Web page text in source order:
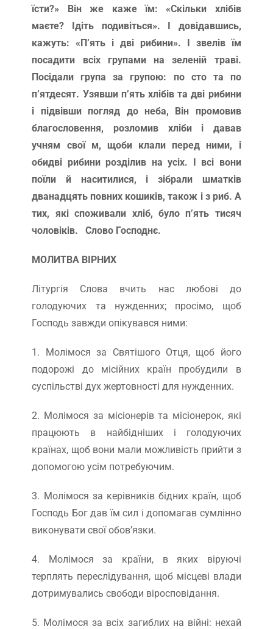
їсти?» Він же каже їм: «Скільки хлібів
маєте? Ідіть подивіться». І довідавшись,
кажуть: «П’ять і дві рибини». І звелів їм
посадити всіх групами на зеленій траві.
Посідали група за групою: по сто та по
п’ятдесят. Узявши п’ять хлібів та дві рибини
і підвівши погляд до неба, Він промовив
благословення, розломив хліби і давав
учням свої м, щоби клали перед ними, і
обидві рибини розділив на усіх. І всі вони
поїли й наситилися, і зібрали шматків
дванадцять повних кошиків, також і з риб. А
тих, які споживали хліб, було п’ять тисяч
чоловіків. Слово Господнє.
МОЛИТВА ВІРНИХ
Літургія Слова вчить нас любові до
голодуючих та нужденних; просімо, щоб
Господь завжди опікувався ними:
1. Молімося за Святішого Отця, щоб його
подорожі до місійних країн пробудили в
суспільстві дух жертовності для нужденних.
2. Молімося за місіонерів та місіонерок, які
працюють в найбідніших і голодуючих
країнах, щоб вони мали можливість прийти з
допомогою усім потребуючим.
3. Молімося за керівників бідних країн, щоб
Господь Бог дав їм сил і допомагав сумлінно
виконувати свої обов’язки.
4. Молімося за країни, в яких віруючі
терплять переслідування, щоб місцеві влади
дотримувались свободи віросповідання.
5. Молімося за всіх загиблих на війні: нехай